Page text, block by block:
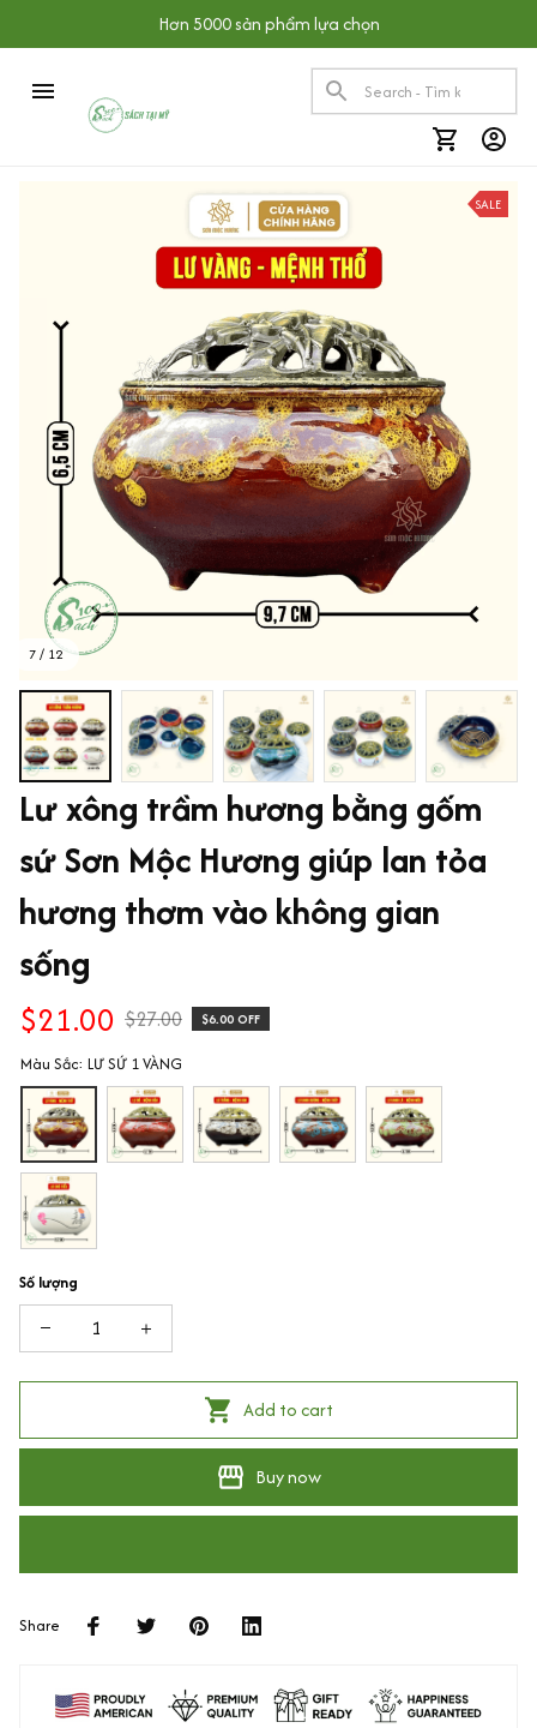
Hơn 5000 sản phẩm lựa chọn
7 / 12
SALE
Lư xông trầm hương bằng gốm
sứ Sơn Mộc Hương giúp lan tỏa
hương thơm vào không gian
sống
$21.00 $27.00 $6.00 OFF
Màu Sắc: LƯ SỨ 1 VÀNG
Số lượng
Add to cart
Buy now
Share